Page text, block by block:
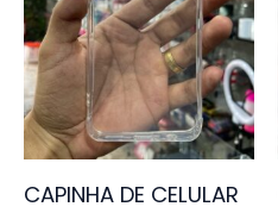
CAPINHA DE CELULAR